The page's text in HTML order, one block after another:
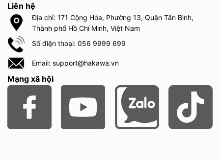
Liên hệ
Địa chỉ: 171 Cộng Hòa, Phường 13, Quận Tân Bình,
Thành phố Hồ Chí Minh, Việt Nam
Số điện thoại: 056 9999 699
Email: support@hakawa.vn
Mạng xã hội